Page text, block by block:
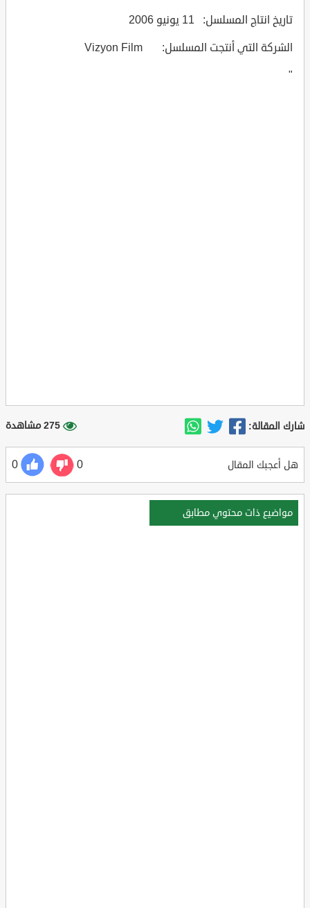
تاريخ انتاج المسلسل: 11 يونيو 2006
الشركة التي أنتجت المسلسل: Vizyon Film
"
شارك المقالة: 275 مشاهدة
هل أعجبك المقال 0
0
مواضيع ذات محتوي مطابق